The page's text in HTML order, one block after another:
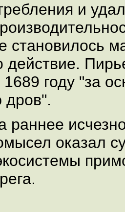
и
становилось
1689 году "за
дров".
раннее
оказал